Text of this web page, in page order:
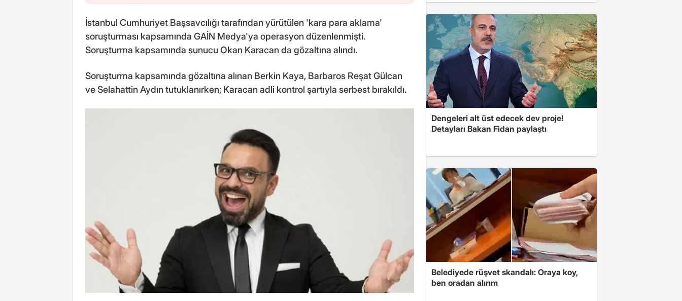
İstanbul Cumhuriyet Başsavcılığı tarafından yürütülen 'kara para aklama'
soruşturması kapsamında GAİN Medya'ya operasyon düzenlenmişti.
Soruşturma kapsamında sunucu Okan Karacan da gözaltına alındı.
Soruşturma kapsamında gözaltına alınan Berkin Kaya, Barbaros Reşat Gülcan
ve Selahattin Aydın tutuklanırken; Karacan adli kontrol şartıyla serbest bırakıldı.
Dengeleri alt üst edecek dev proje!
Detayları Bakan Fidan paylaştı
Belediyede rüşvet skandalı: Oraya koy,
ben oradan alırım